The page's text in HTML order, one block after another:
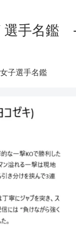
選手名鑑
女子選手名鑑